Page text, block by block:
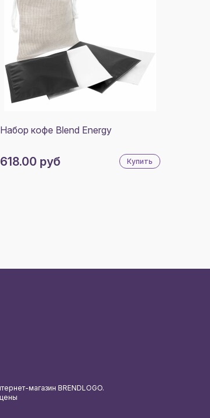
Набор кофе Blend Energy
618.00 руб Купить
магазин BRENDLOGO.